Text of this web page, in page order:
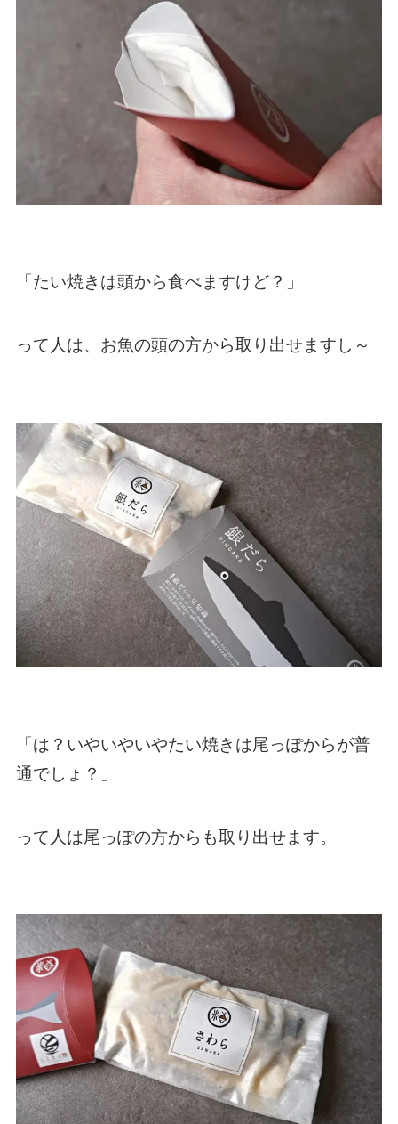
「たい焼きは頭から食べますけど？」
って人は、お魚の頭の方から取り出せますし～
「は？いやいやいやたい焼きは尾っぽからが普
通でしょ？」
って人は尾っぽの方からも取り出せます。